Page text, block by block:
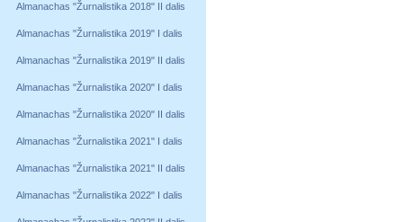
Almanachas "Žurnalistika 2018" II dalis
Almanachas "Žurnalistika 2019" I dalis
Almanachas "Žurnalistika 2019" II dalis
Almanachas "Žurnalistika 2020" I dalis
Almanachas "Žurnalistika 2020" II dalis
Almanachas "Žurnalistika 2021" I dalis
Almanachas "Žurnalistika 2021" II dalis
Almanachas "Žurnalistika 2022" I dalis